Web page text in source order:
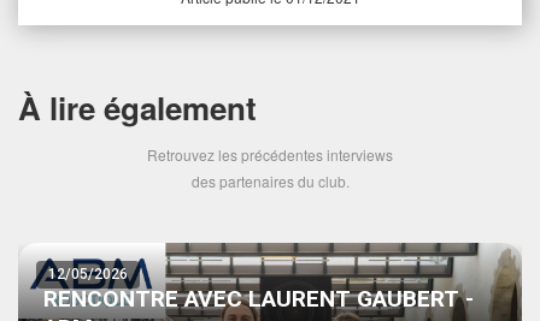
À lire également
Retrouvez les précédentes interviews
des partenaires du club.
12/05/2026
RENCONTRE AVEC LAURENT GAUBERT -